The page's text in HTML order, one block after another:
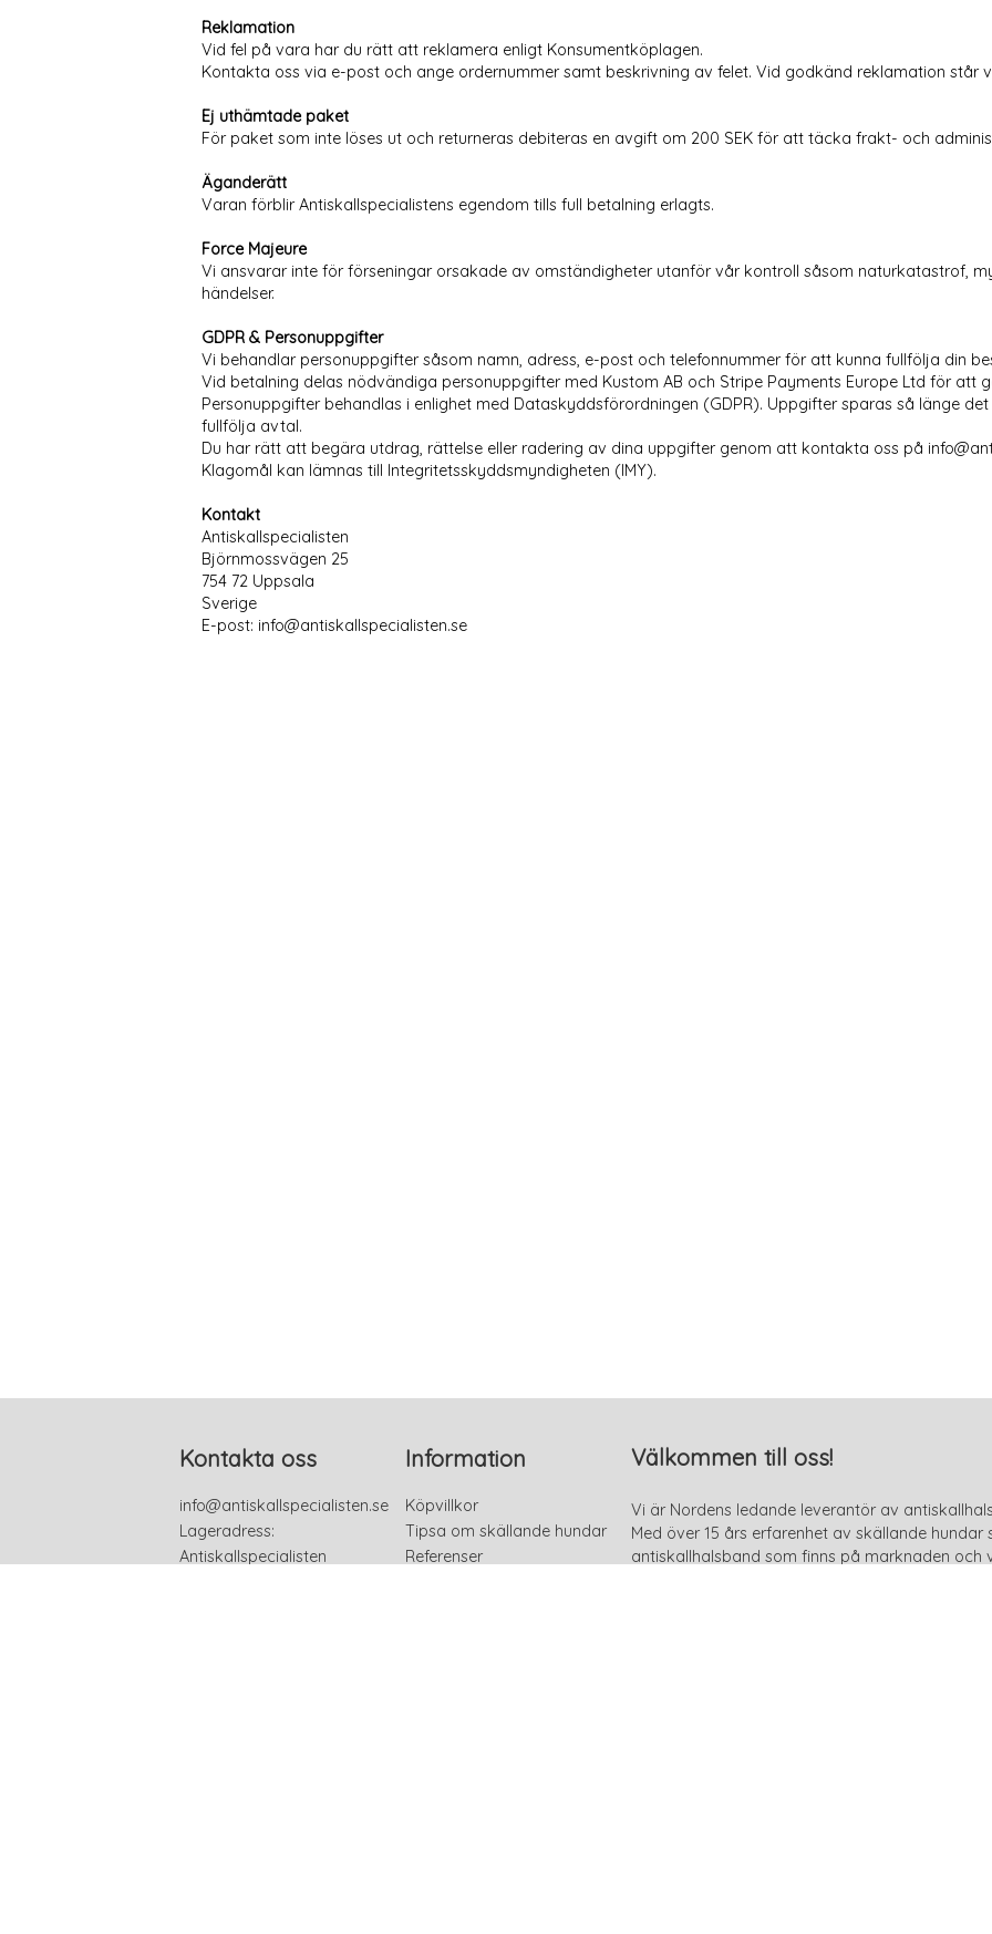
Reklamation
Vid fel på vara har du rätt att reklamera enligt Konsumentköplagen.
Kontakta oss via e-post och ange ordernummer samt beskrivning av felet. Vid godkänd reklamation står
Ej uthämtade paket
För paket som inte löses ut och returneras debiteras en avgift om 200 SEK för att täcka frakt- och
Äganderätt
Varan förblir Antiskallspecialistens egendom tills full betalning erlagts.
Force Majeure
Vi ansvarar inte för förseningar orsakade av omständigheter utanför vår kontroll såsom naturkatastrof,
händelser.
GDPR & Personuppgifter
Vi behandlar personuppgifter såsom namn, adress, e-post och telefonnummer för att kunna fullfölja din
Vid betalning delas nödvändiga personuppgifter med Kustom AB och Stripe Payments Europe Ltd för att
Personuppgifter behandlas i enlighet med Dataskyddsförordningen (GDPR). Uppgifter sparas så länge
fullfölja avtal.
Du har rätt att begära utdrag, rättelse eller radering av dina uppgifter genom att kontakta oss på
Klagomål kan lämnas till Integritetsskyddsmyndigheten (IMY).
Kontakt
Antiskallspecialisten
Björnmossvägen 25
754 72 Uppsala
Sverige
E-post: info@antiskallspecialisten.se
Kontakta oss
info@antiskallspecialisten.se
Lageradress:
Antiskallspecialisten
Information
Köpvillkor
Tipsa om skällande hundar
Referenser
Välkommen till oss!
Vi är Nordens ledande leverantör av
Med över 15 års erfarenhet av skällande
antiskallhalsband som finns på marknaden